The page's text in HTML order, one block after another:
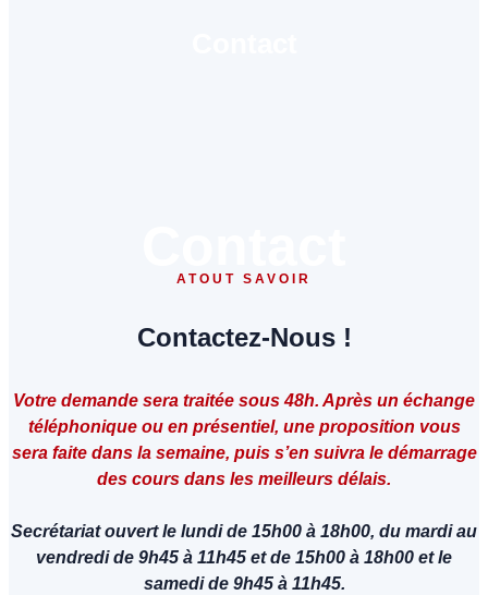
ATOUT SAVOIR
Contactez-Nous !
Votre demande sera traitée sous 48h. Après un échange
téléphonique ou en présentiel, une proposition vous
sera faite dans la semaine, puis s’en suivra le démarrage
des cours dans les meilleurs délais.
Secrétariat ouvert le lundi de 15h00 à 18h00, du mardi au
vendredi de 9h45 à 11h45 et de 15h00 à 18h00 et le
samedi de 9h45 à 11h45.